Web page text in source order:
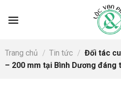
Trang chủ / Tin tức / Đối tác
– 200 mm tại Bình Dương đáng